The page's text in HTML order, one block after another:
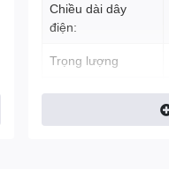
Chiều dài dây
điện:
Trọng lượng
Kích thước